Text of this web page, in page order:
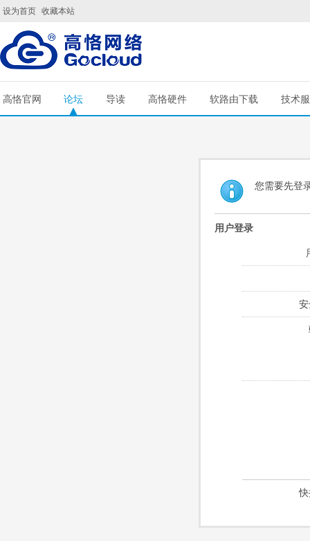
设为首页 收藏本站
高恪官网 论坛 导读 高恪硬件 软路由下载 技术
您需要先登
用户登录